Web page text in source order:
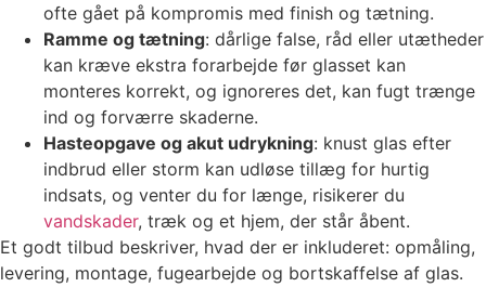
ofte gået på kompromis med finish og tætning.
Ramme og tætning: dårlige false, råd eller utætheder
kan kræve ekstra forarbejde før glasset kan
monteres korrekt, og ignoreres det, kan fugt trænge
ind og forværre skaderne.
Hasteopgave og akut udrykning: knust glas efter
indbrud eller storm kan udløse tillæg for hurtig
indsats, og venter du for længe, risikerer du
vandskader, træk og et hjem, der står åbent.
Et godt tilbud beskriver, hvad der er inkluderet: opmåling,
levering, montage, fugearbejde og bortskaffelse af glas.